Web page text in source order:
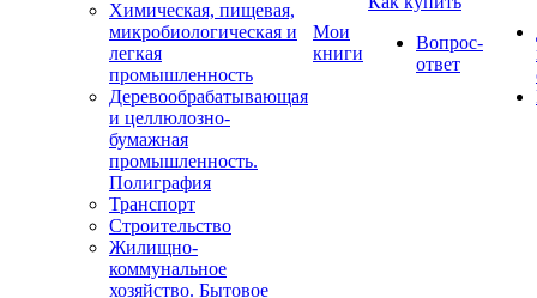
Химическая, пищевая,
микробиологическая и
легкая
промышленность
Деревообрабатывающая
и целлюлозно-
бумажная
промышленность.
Полиграфия
Транспорт
Строительство
Жилищно-
коммунальное
хозяйство. Бытовое
Мои
книги
Вопрос-
ответ